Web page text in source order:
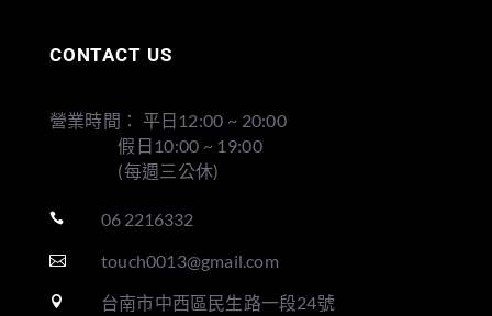
CONTACT US
營業時間： 平日12:00 ~ 20:00
假日10:00 ~ 19:00
(每週三公休)
 06 2216332
 touch0013@gmail.com
 台南市中西區民生路一段24號